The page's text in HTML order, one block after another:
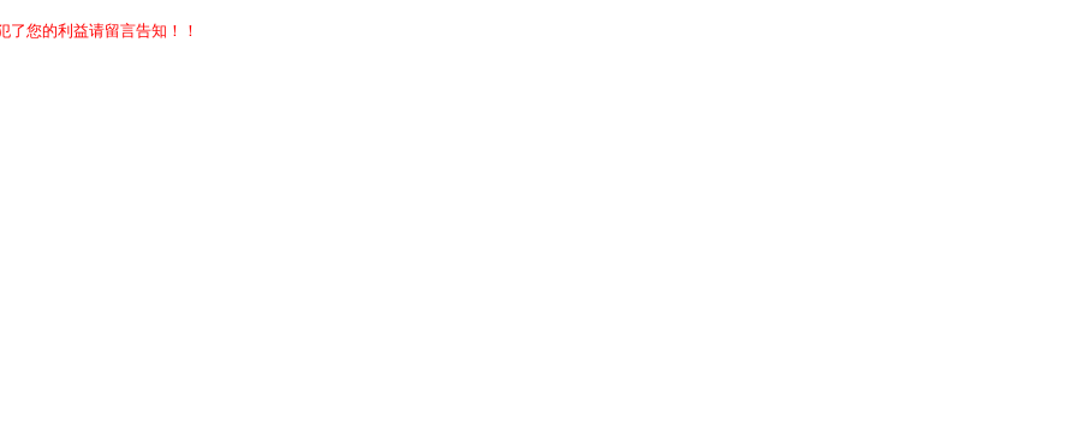
您的利益请留言告知！！